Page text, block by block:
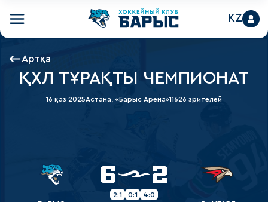
KZ
Артқа
ҚХЛ ТҰРАҚТЫ ЧЕМПИОНАТ
16 қаз 2025Астана, «Барыс Арена»11626 зрителей
6 2
2:1 0:1 4:0